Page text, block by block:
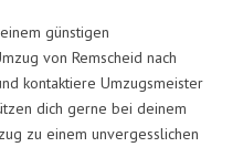
günstigen
von Remscheid nach
kontaktiere Umzugsmeister
dich gerne bei deinem
zu einem unvergesslichen